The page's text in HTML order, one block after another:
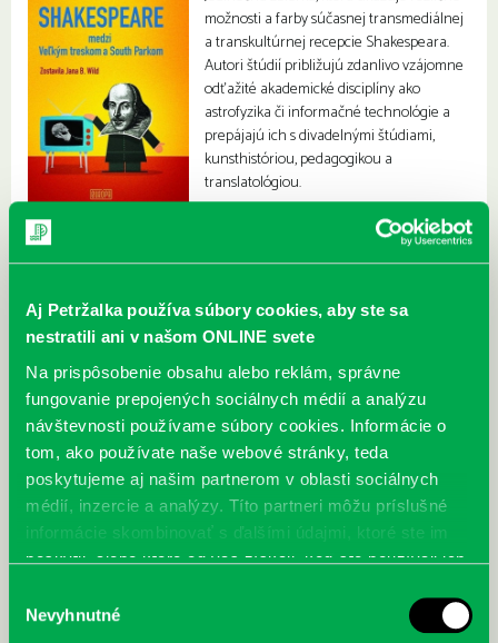
Aj Petržalka používa súbory cookies, aby ste sa
nestratili ani v našom ONLINE svete
Na prispôsobenie obsahu alebo reklám, správne
fungovanie prepojených sociálnych médií a analýzu
návštevnosti používame súbory cookies. Informácie o
tom, ako používate naše webové stránky, teda
poskytujeme aj našim partnerom v oblasti sociálnych
médií, inzercie a analýzy. Títo partneri môžu príslušné
informácie skombinovať s ďalšími údajmi, ktoré ste im
poskytli, alebo ktoré od vás získali, keď ste používali ich
súhlasu
Nevyhnutné
možnosti a farby súčasnej transmediálnej
a transkultúrnej recepcie Shakespeara.
Autori štúdií približujú zdanlivo vzájomne
odťažité akademické disciplíny ako
astrofyzika či informačné technológie a
prepájajú ich s divadelnými štúdiami,
kunsthistóriou, pedagogikou a
translatológiou.